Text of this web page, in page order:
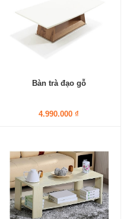
Bàn trà đạo gỗ
4.990.000 ₫